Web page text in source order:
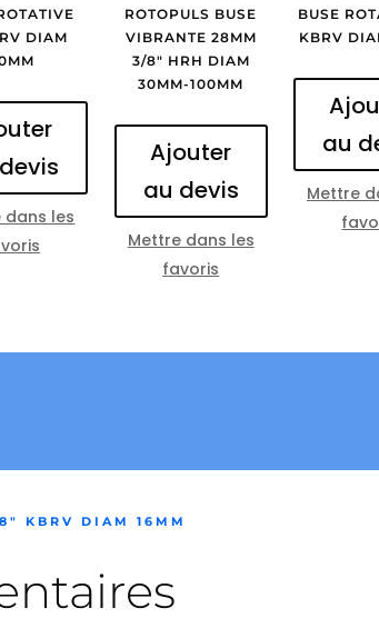
DIAM
dans les
ROTOPULS BUSE
VIBRANTE 28MM
3/8″ HRH DIAM
30MM-100MM
Ajouter
au devis
Mettre dans les
favoris
BUSE
KBRV
au
Mettre
KBRV DIAM 16MM